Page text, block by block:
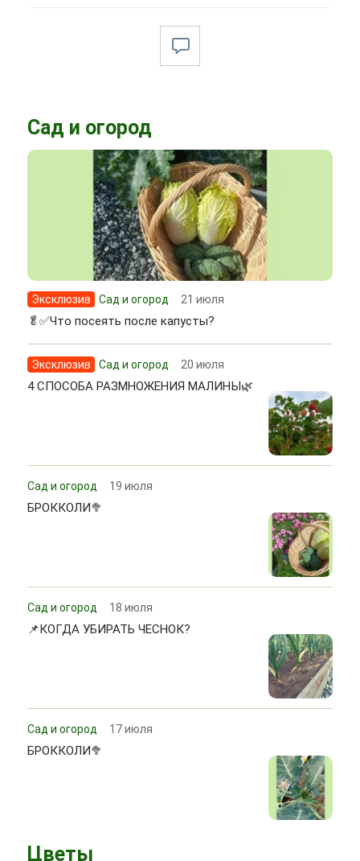
Сад и огород
Эксклюзив Сад и огород 21 июля
🥬✅Что посеять после капусты?
Эксклюзив Сад и огород 20 июля
4 СПОСОБА РАЗМНОЖЕНИЯ МАЛИНЫ🌿
Сад и огород 19 июля
БРОККОЛИ🥦
Сад и огород 18 июля
📌КОГДА УБИРАТЬ ЧЕСНОК?
Сад и огород 17 июля
БРОККОЛИ🥦
Цветы